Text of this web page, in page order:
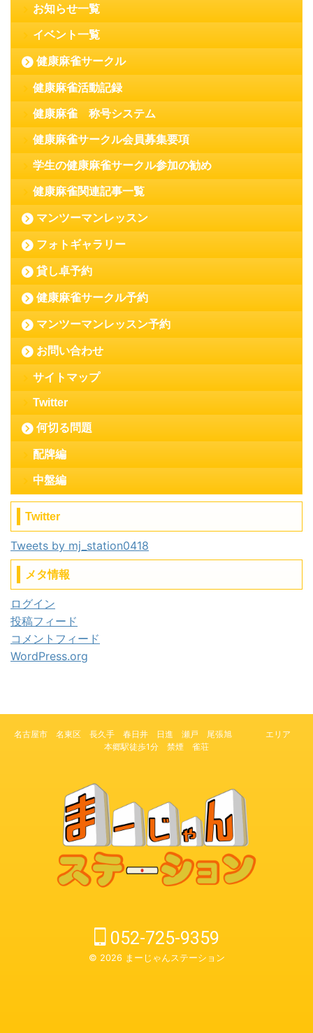
お知らせ一覧
イベント一覧
健康麻雀サークル
健康麻雀活動記録
健康麻雀 称号システム
健康麻雀サークル会員募集要項
学生の健康麻雀サークル参加の勧め
健康麻雀関連記事一覧
マンツーマンレッスン
フォトギャラリー
貸し卓予約
健康麻雀サークル予約
マンツーマンレッスン予約
お問い合わせ
サイトマップ
Twitter
何切る問題
配牌編
中盤編
Twitter
Tweets by mj_station0418
メタ情報
ログイン
投稿フィード
コメントフィード
WordPress.org
名古屋市 名東区 長久手 春日井 日進 瀬戸 尾張旭 エリア
本郷駅徒歩1分 禁煙 雀荘
052-725-9359
© 2026 まーじゃんステーション